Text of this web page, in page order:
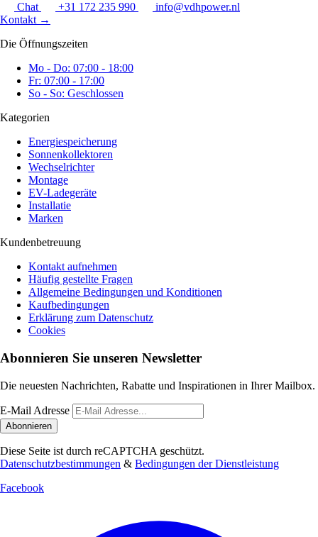
Chat +31 172 235 990
info@vdhpower.nl
Kontakt →
Die Öffnungszeiten
Mo - Do: 07:00 - 18:00
Fr: 07:00 - 17:00
So - So: Geschlossen
Kategorien
Energiespeicherung
Sonnenkollektoren
Wechselrichter
Montage
EV-Ladegeräte
Installatie
Marken
Kundenbetreuung
Kontakt aufnehmen
Häufig gestellte Fragen
Allgemeine Bedingungen und Konditionen
Kaufbedingungen
Erklärung zum Datenschutz
Cookies
Abonnieren Sie unseren Newsletter
Die neuesten Nachrichten, Rabatte und Inspirationen in Ihrer Mailbox.
E-Mail Adresse
Abonnieren
Diese Seite ist durch reCAPTCHA geschützt.
Datenschutzbestimmungen & Bedingungen der Dienstleistung
Facebook